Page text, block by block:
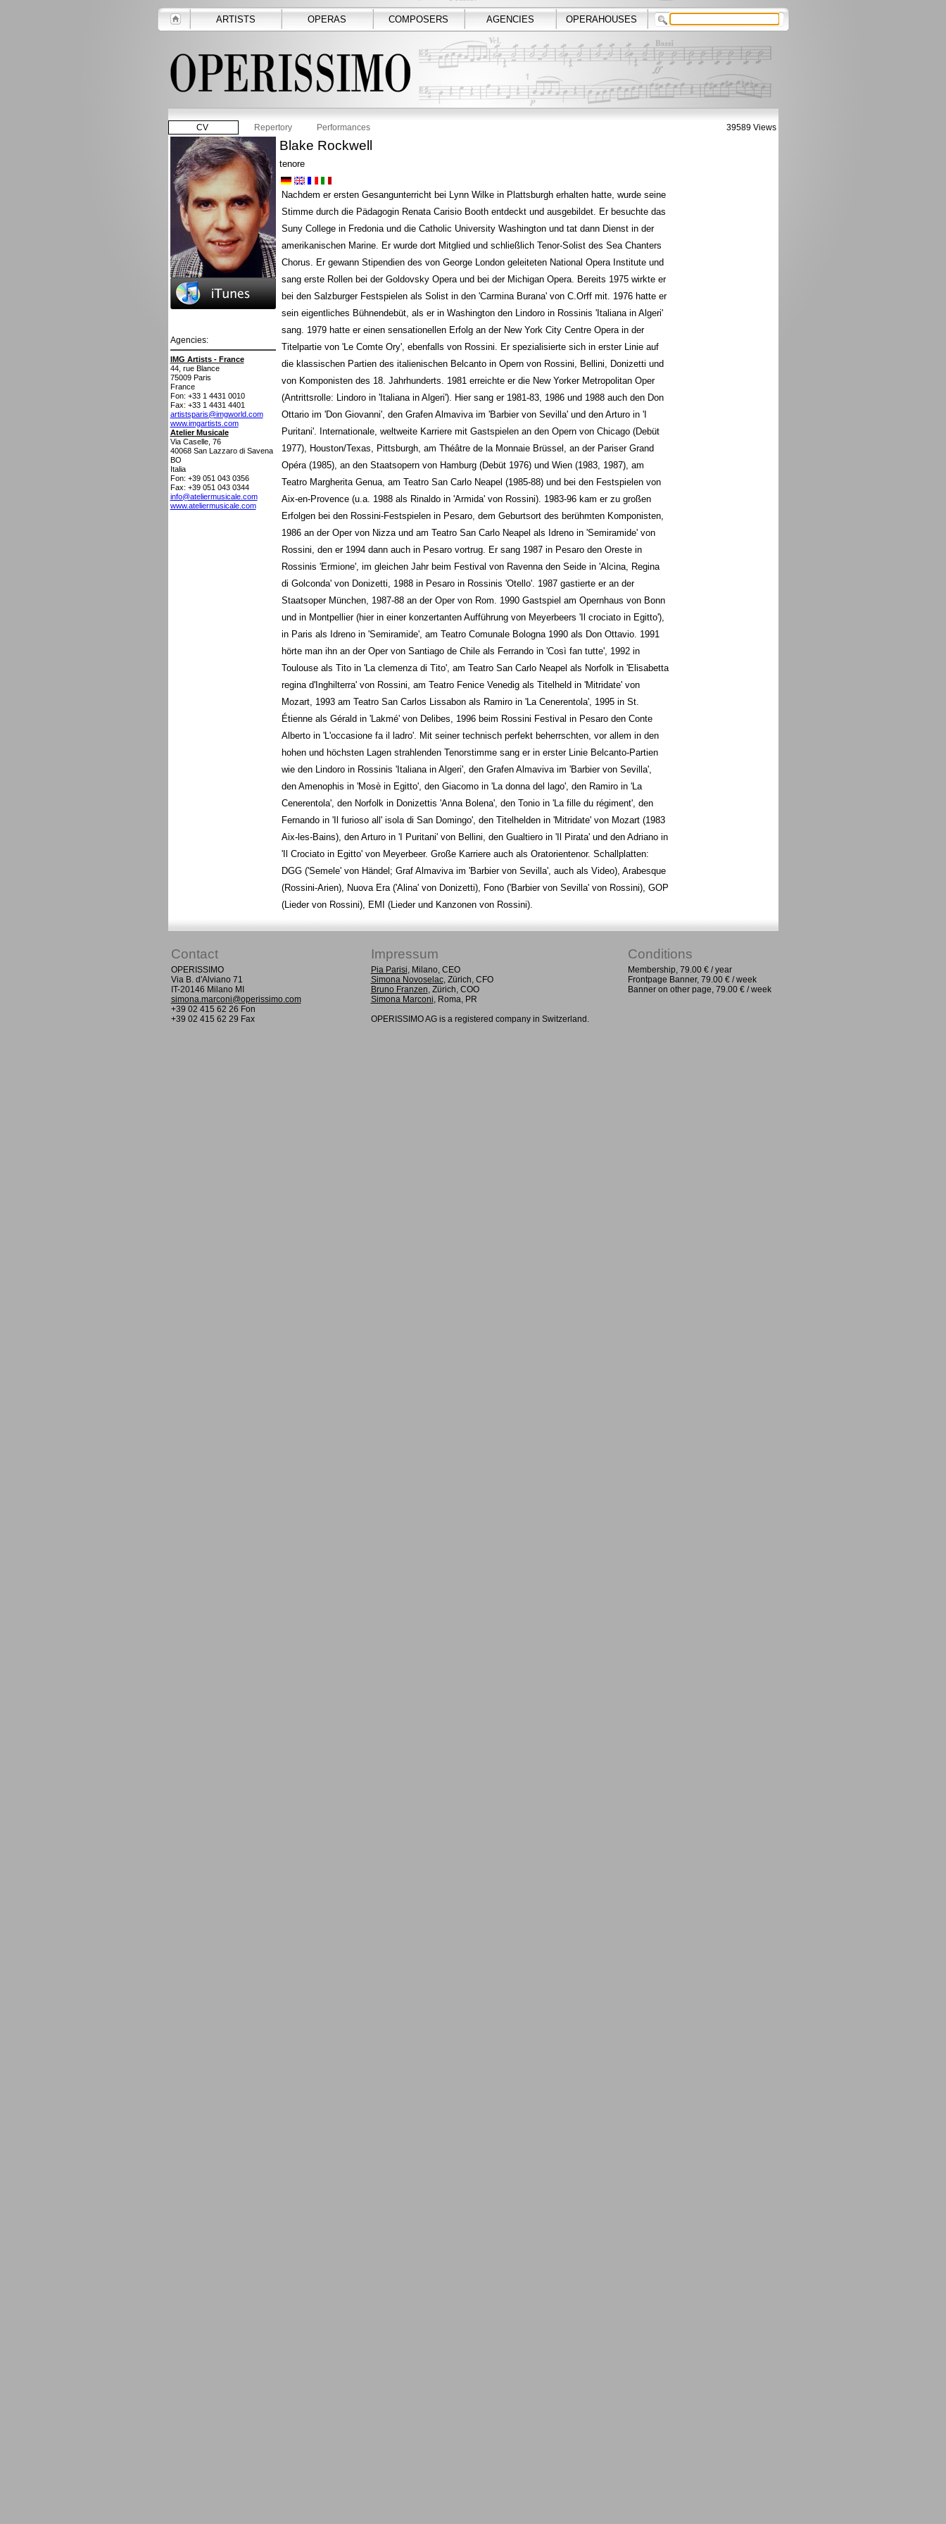
ARTISTS OPERAS COMPOSERS AGENCIES OPERAHOUSES
CV Repertory Performances 39589 Views
Agencies:
IMG Artists - France
44, rue Blance
75009 Paris
France
Fon: +33 1 4431 0010
Fax: +33 1 4431 4401
artistsparis@imgworld.com
www.imgartists.com
Atelier Musicale
Via Caselle, 76
40068 San Lazzaro di Savena
BO
Italia
Fon: +39 051 043 0356
Fax: +39 051 043 0344
info@ateliermusicale.com
www.ateliermusicale.com
Blake Rockwell
tenore
Nachdem er ersten Gesangunterricht bei Lynn Wilke in Plattsburgh erhalten hatte, wurde seine
Stimme durch die Pädagogin Renata Carisio Booth entdeckt und ausgebildet. Er besuchte das
Suny College in Fredonia und die Catholic University Washington und tat dann Dienst in der
amerikanischen Marine. Er wurde dort Mitglied und schließlich Tenor-Solist des Sea Chanters
Chorus. Er gewann Stipendien des von George London geleiteten National Opera Institute und
sang erste Rollen bei der Goldovsky Opera und bei der Michigan Opera. Bereits 1975 wirkte er
bei den Salzburger Festspielen als Solist in den 'Carmina Burana' von C.Orff mit. 1976 hatte er
sein eigentliches Bühnendebüt, als er in Washington den Lindoro in Rossinis 'Italiana in Algeri'
sang. 1979 hatte er einen sensationellen Erfolg an der New York City Centre Opera in der
Titelpartie von 'Le Comte Ory', ebenfalls von Rossini. Er spezialisierte sich in erster Linie auf
die klassischen Partien des italienischen Belcanto in Opern von Rossini, Bellini, Donizetti und
von Komponisten des 18. Jahrhunderts. 1981 erreichte er die New Yorker Metropolitan Oper
(Antrittsrolle: Lindoro in 'Italiana in Algeri'). Hier sang er 1981-83, 1986 und 1988 auch den Don
Ottario im 'Don Giovanni', den Grafen Almaviva im 'Barbier von Sevilla' und den Arturo in 'I
Puritani'. Internationale, weltweite Karriere mit Gastspielen an den Opern von Chicago (Debüt
1977), Houston/Texas, Pittsburgh, am Théâtre de la Monnaie Brüssel, an der Pariser Grand
Opéra (1985), an den Staatsopern von Hamburg (Debüt 1976) und Wien (1983, 1987), am
Teatro Margherita Genua, am Teatro San Carlo Neapel (1985-88) und bei den Festspielen von
Aix-en-Provence (u.a. 1988 als Rinaldo in 'Armida' von Rossini). 1983-96 kam er zu großen
Erfolgen bei den Rossini-Festspielen in Pesaro, dem Geburtsort des berühmten Komponisten,
1986 an der Oper von Nizza und am Teatro San Carlo Neapel als Idreno in 'Semiramide' von
Rossini, den er 1994 dann auch in Pesaro vortrug. Er sang 1987 in Pesaro den Oreste in
Rossinis 'Ermione', im gleichen Jahr beim Festival von Ravenna den Seide in 'Alcina, Regina
di Golconda' von Donizetti, 1988 in Pesaro in Rossinis 'Otello'. 1987 gastierte er an der
Staatsoper München, 1987-88 an der Oper von Rom. 1990 Gastspiel am Opernhaus von Bonn
und in Montpellier (hier in einer konzertanten Aufführung von Meyerbeers 'Il crociato in Egitto'),
in Paris als Idreno in 'Semiramide', am Teatro Comunale Bologna 1990 als Don Ottavio. 1991
hörte man ihn an der Oper von Santiago de Chile als Ferrando in 'Così fan tutte', 1992 in
Toulouse als Tito in 'La clemenza di Tito', am Teatro San Carlo Neapel als Norfolk in 'Elisabetta
regina d'Inghilterra' von Rossini, am Teatro Fenice Venedig als Titelheld in 'Mitridate' von
Mozart, 1993 am Teatro San Carlos Lissabon als Ramiro in 'La Cenerentola', 1995 in St.
Étienne als Gérald in 'Lakmé' von Delibes, 1996 beim Rossini Festival in Pesaro den Conte
Alberto in 'L'occasione fa il ladro'. Mit seiner technisch perfekt beherrschten, vor allem in den
hohen und höchsten Lagen strahlenden Tenorstimme sang er in erster Linie Belcanto-Partien
wie den Lindoro in Rossinis 'Italiana in Algeri', den Grafen Almaviva im 'Barbier von Sevilla',
den Amenophis in 'Mosè in Egitto', den Giacomo in 'La donna del lago', den Ramiro in 'La
Cenerentola', den Norfolk in Donizettis 'Anna Bolena', den Tonio in 'La fille du régiment', den
Fernando in 'Il furioso all' isola di San Domingo', den Titelhelden in 'Mitridate' von Mozart (1983
Aix-les-Bains), den Arturo in 'I Puritani' von Bellini, den Gualtiero in 'Il Pirata' und den Adriano in
'Il Crociato in Egitto' von Meyerbeer. Große Karriere auch als Oratorientenor. Schallplatten:
DGG ('Semele' von Händel; Graf Almaviva im 'Barbier von Sevilla', auch als Video), Arabesque
(Rossini-Arien), Nuova Era ('Alina' von Donizetti), Fono ('Barbier von Sevilla' von Rossini), GOP
(Lieder von Rossini), EMI (Lieder und Kanzonen von Rossini).
Contact Impressum Conditions
OPERISSIMO
Via B. d'Alviano 71
IT-20146 Milano MI
simona.marconi@operissimo.com
+39 02 415 62 26 Fon
+39 02 415 62 29 Fax
Pia Parisi, Milano, CEO
Simona Novoselac, Zürich, CFO
Bruno Franzen, Zürich, COO
Simona Marconi, Roma, PR
OPERISSIMO AG is a registered company in Switzerland.
Membership, 79.00 € / year
Frontpage Banner, 79.00 € / week
Banner on other page, 79.00 € / week